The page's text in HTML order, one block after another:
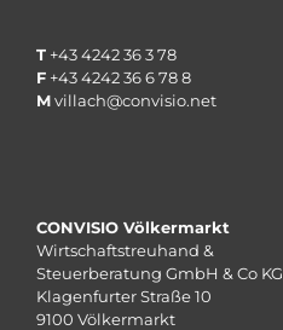
T +43 4242 36 3 78
F +43 4242 36 6 78 8
Mvillach@convisio.net
CONVISIO Völkermarkt
Wirtschaftstreuhand &
Steuerberatung GmbH & Co KG
Klagenfurter Straße 10
9100 Völkermarkt